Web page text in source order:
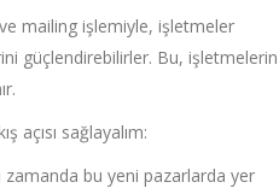
mailing işlemiyle, işletmeler
güçlendirebilirler. Bu, işletmelerin
açısı sağlayalım:
zamanda bu yeni pazarlarda yer